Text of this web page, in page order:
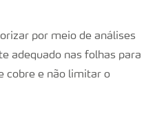
por meio de análises
adequado nas folhas para
cobre e não limitar o